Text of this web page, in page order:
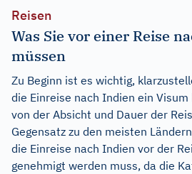
Reisen
Was Sie vor einer Reise
müssen
Zu Beginn ist es wichtig,
die Einreise nach Indien ein
von der Absicht und Dauer der
Gegensatz zu den meisten
die Einreise nach Indien vor der
genehmigt werden muss, da die